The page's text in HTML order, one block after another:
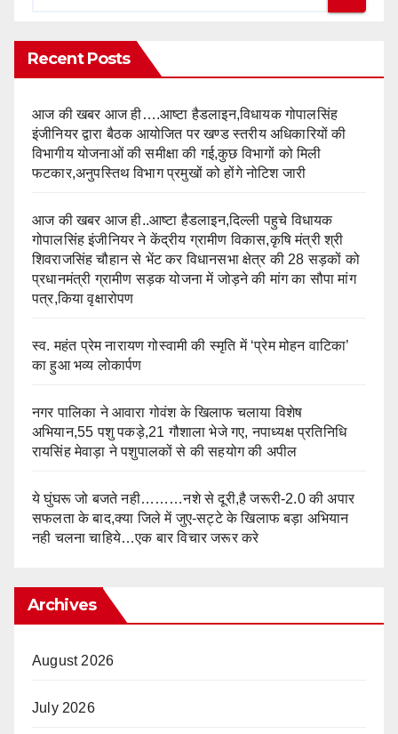
Recent Posts
आज की खबर आज ही….आष्टा हैडलाइन,विधायक गोपालसिंह
इंजीनियर द्वारा बैठक आयोजित पर खण्ड स्तरीय अधिकारियों की
विभागीय योजनाओं की समीक्षा की गई,कुछ विभागों को मिली
फटकार,अनुपस्तिथ विभाग प्रमुखों को होंगे नोटिश जारी
आज की खबर आज ही..आष्टा हैडलाइन,दिल्ली पहुचे विधायक
गोपालसिंह इंजीनियर ने केंद्रीय ग्रामीण विकास,कृषि मंत्री श्री
शिवराजसिंह चौहान से भेंट कर विधानसभा क्षेत्र की 28 सड़कों को
प्रधानमंत्री ग्रामीण सड़क योजना में जोड़ने की मांग का सौपा मांग
पत्र,किया वृक्षारोपण
स्व. महंत प्रेम नारायण गोस्वामी की स्मृति में ‘प्रेम मोहन वाटिका’
का हुआ भव्य लोकार्पण
नगर पालिका ने आवारा गोवंश के खिलाफ चलाया विशेष
अभियान,55 पशु पकड़े,21 गौशाला भेजे गए, नपाध्यक्ष प्रतिनिधि
रायसिंह मेवाड़ा ने पशुपालकों से की सहयोग की अपील
ये घुंघरू जो बजते नही………नशे से दूरी,है जरूरी-2.0 की अपार
सफलता के बाद,क्या जिले में जुए-सट्टे के खिलाफ बड़ा अभियान
नही चलना चाहिये…एक बार विचार जरूर करे
Archives
August 2026
July 2026